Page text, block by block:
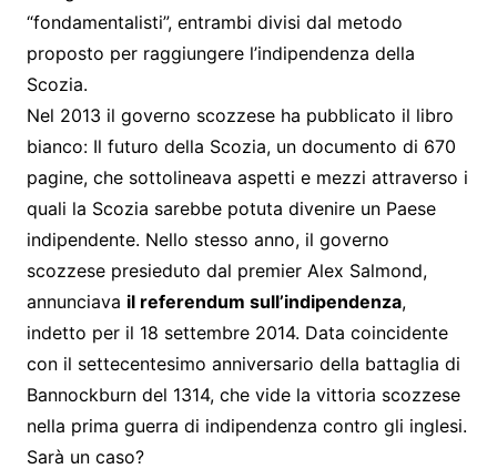
“fondamentalisti”, entrambi divisi dal metodo
proposto per raggiungere l’indipendenza della
Scozia.
Nel 2013 il governo scozzese ha pubblicato il libro
bianco: Il futuro della Scozia, un documento di 670
pagine, che sottolineava aspetti e mezzi attraverso i
quali la Scozia sarebbe potuta divenire un Paese
indipendente. Nello stesso anno, il governo
scozzese presieduto dal premier Alex Salmond,
annunciava il referendum sull’indipendenza,
indetto per il 18 settembre 2014. Data coincidente
con il settecentesimo anniversario della battaglia di
Bannockburn del 1314, che vide la vittoria scozzese
nella prima guerra di indipendenza contro gli inglesi.
Sarà un caso?